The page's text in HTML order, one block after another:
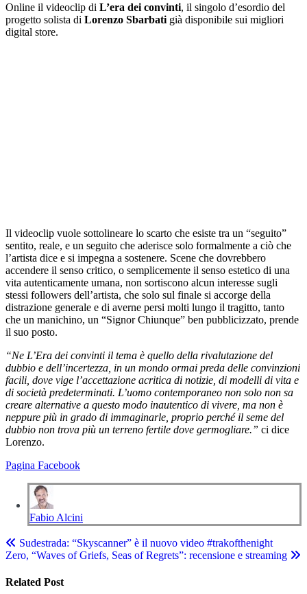
Online il videoclip di L’era dei convinti, il singolo d’esordio del
progetto solista di Lorenzo Sbarbati già disponibile sui migliori
digital store.
Il videoclip vuole sottolineare lo scarto che esiste tra un “seguito”
sentito, reale, e un seguito che aderisce solo formalmente a ciò che
l’artista dice e si impegna a sostenere. Scene che dovrebbero
accendere il senso critico, o semplicemente il senso estetico di una
vita autenticamente umana, non sortiscono alcun interesse sugli
stessi followers dell’artista, che solo sul finale si accorge della
distrazione generale e di averne persi molti lungo il tragitto, tanto
che un manichino, un “Signor Chiunque” ben pubblicizzato, prende
il suo posto.
“Ne L’Era dei convinti il tema è quello della rivalutazione del
dubbio e dell’incertezza, in un mondo ormai preda delle convinzioni
facili, dove vige l’accettazione acritica di notizie, di modelli di vita e
di società predeterminati. L’uomo contemporaneo non solo non sa
creare alternative a questo modo inautentico di vivere, ma non è
neppure più in grado di immaginarle, proprio perché il seme del
dubbio non trova più un terreno fertile dove germogliare.” ci dice
Lorenzo.
Pagina Facebook
Fabio Alcini
Navigazione
articoli
Sudestrada: “Skyscanner” è il nuovo video #trakofthenight
Zero, “Waves of Griefs, Seas of Regrets”: recensione e streaming
Related Post